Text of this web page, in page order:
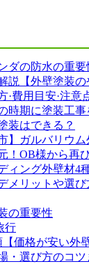
ダの防水の重要
説【外壁塗装
·費用目安·注意
時期に塗装工
装はできる？
】ガルバリウ
！OB様から再
ィング外壁材4
メリットや選
の重要性
行
価格が安い外
・選び方のコツ